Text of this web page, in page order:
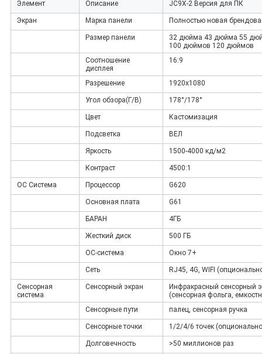
Элемент Описание JC9X-2 Версия для ПК
Экран Марка панели Полностью новая
Размер панели
32 дюйма 43 дюйма 55
100 дюймов 120 дюймов
Соотношение
дисплея
16:9
Разрешение 1920x1080
Угол обзора(Г/В) 178°/178°
Цвет Кастомизация
Подсветка ВЕЛ
Яркость 1500-4000 кд/м2
Контраст 4500:1
ОС Система Процессор G620
Основная плата G61
БАРАН 4ГБ
Жесткий диск 500 ГБ
ОС-система Окно 7+
Сеть RJ45, 4G, WIFI
Сенсорная
система
Сенсорный экран
Инфракрасный сенсорный
(сенсорная фольга,
Сенсорные пути
палец, сенсорная ручка
Сенсорные точки 1/2/4/6 точек
Долговечность >50 миллионов раз